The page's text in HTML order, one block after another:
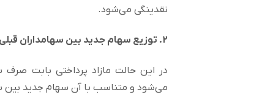
نقدینگی می‌شود.
2. توزیع سهام جدید بین سهامداران قبلی
در این حالت مازاد پرداختی بابت
می‌شود و متناسب با آن سهام جدید بین